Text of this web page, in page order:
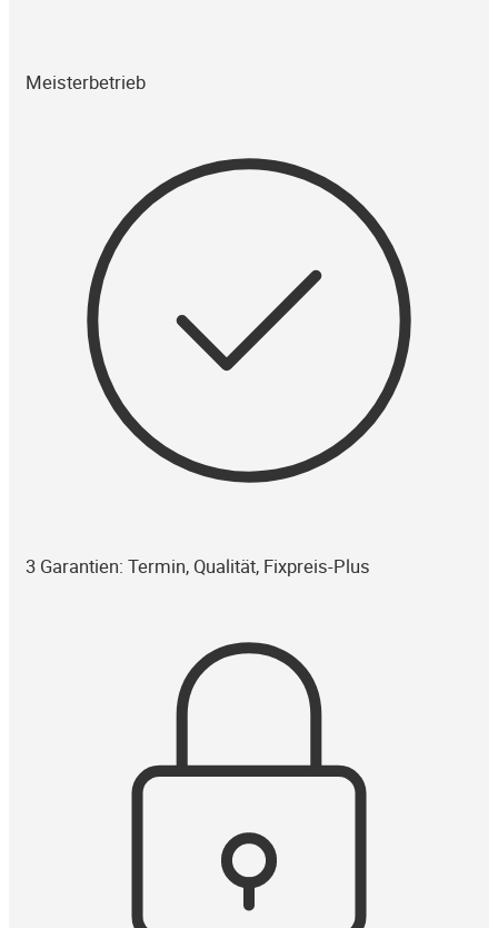
Meisterbetrieb
3 Garantien: Termin, Qualität, Fixpreis-Plus